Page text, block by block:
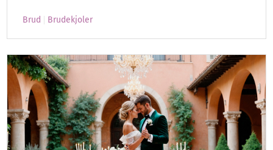
Brud Brudekjoler